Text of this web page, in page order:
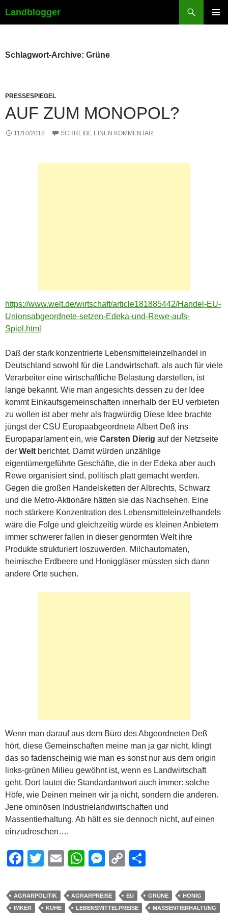
Landblogger
Schlagwort-Archive: Grüne
PRESSESPIEGEL
AUF ZUM MONOPOL?
11/10/2018 SCHREIBE EINEN KOMMENTAR
https://www.welt.de/wirtschaft/article181885442/Handel-EU-
Unionsabgeordnete-setzen-Edeka-und-Rewe-aufs-
Spiel.html
Daß der stark konzentrierte Lebensmitteleinzelhandel in
Deutschland sowohl für die Landwirtschaft, als auch für viele
Verarbeiter eine wirtschaftliche Belastung darstellen, ist
lange bekannt. Wie man angesichts dessen zu der Idee
kommt Einkaufsgemeinschaften innerhalb der EU verbieten
zu wollen ist aber mehr als fragwürdig Diese Idee brachte
jüngst der CSU Europaabgeordnete Albert Deß ins
Europaparlament ein, wie Carsten Dierig auf der Netzseite
der Welt berichtet. Damit würden unzählige
eigentümergeführte Geschäfte, die in der Edeka aber auch
Rewe organisiert sind, politisch platt gemacht werden.
Gegen die großen Handelsketten der Albrechts, Schwarz
und die Metro-Aktionäre hätten sie das Nachsehen. Eine
noch stärkere Konzentration des Lebensmitteleinzelhandels
wäre die Folge und gleichzeitig würde es kleinen Anbietern
immer schwerer fallen in dieser genormten Welt ihre
Produkte strukturiert loszuwerden. Milchautomaten,
heimische Erdbeere und Honiggläser müssten sich dann
andere Orte suchen.
Wenn man darauf aus dem Büro des Abgeordneten Deß
hört, diese Gemeinschaften meine man ja gar nicht, klingt
das so fadenscheinig wie man es sonst nur aus dem origin
links-grünen Milieu gewöhnt ist, wenn es Landwirtschaft
geht. Dort lautet die Standardantwort auch immer: solche
Höfe, wie Deinen meinen wir ja nicht, sondern die anderen.
Jene ominösen Industrielandwirtschaften und
Massentierhaltung. Ab hält es sie dennoch nicht, auf einen
einzudreschen….
F
c
e
T
tt
er
E
ail
W
at
s
M
ss
e
C
p
y
ar
e
AGRARPOLITIK AGRARPREISE EU GRÜNE
HONIG
IMKER
KÜHE LEBENSMITTELPREISE
MASSENTIERHALTUNG